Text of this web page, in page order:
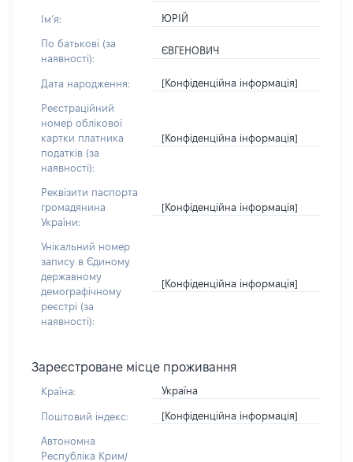
Імʼя: ЮРІЙ
По батькові (за
наявності):
ЄВГЕНОВИЧ
Дата народження: [Конфіденційна інформація]
Реєстраційний
номер облікової
картки платника
податків (за
наявності):
[Конфіденційна інформація]
Реквізити паспорта
громадянина
України:
[Конфіденційна інформація]
Унікальний номер
запису в Єдиному
державному
демографічному
реєстрі (за
наявності):
[Конфіденційна інформація]
Зареєстроване місце проживання
Країна: Україна
Поштовий індекс: [Конфіденційна інформація]
Автономна
Республіка Крим/